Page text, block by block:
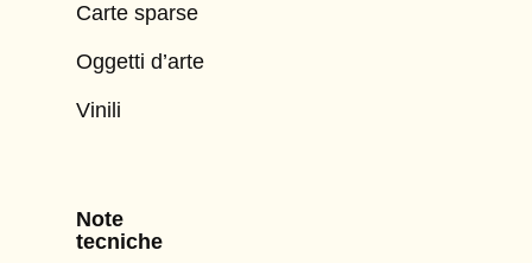
Carte sparse
Oggetti d’arte
Vinili
Note
tecniche